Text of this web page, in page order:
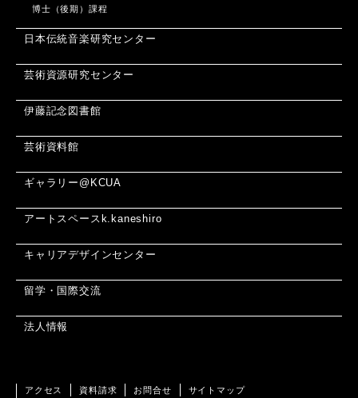
博士（後期）課程
日本伝統音楽研究センター
芸術資源研究センター
伊藤記念図書館
芸術資料館
ギャラリー@KCUA
アートスペースk.kaneshiro
キャリアデザインセンター
留学・国際交流
法人情報
アクセス 資料請求 お問合せ サイトマップ